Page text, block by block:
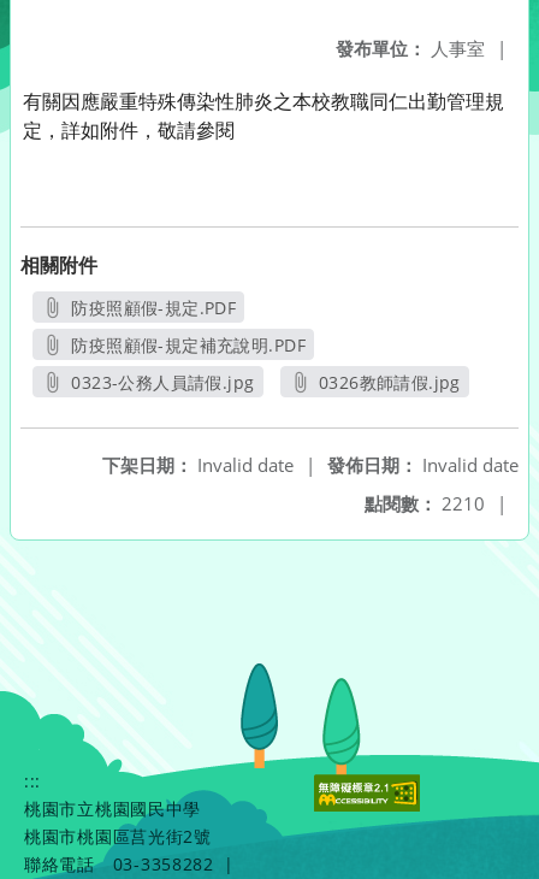
發布單位： 人事室 |
有關因應嚴重特殊傳染性肺炎之本校教職同仁出勤管理規
定，詳如附件，敬請參閱
相關附件
防疫照顧假-規定.PDF
另開新視窗
防疫照顧假-規定補充說明.PDF
另開新視窗
0323-公務人員請假.jpg
0326教師請假.jpg
發佈日期： Invalid date
下架日期： Invalid date
|
點閱數： 2210 |
:::
桃園市立桃園國民中學
桃園市桃園區莒光街2號
聯絡電話
03-3358282
|